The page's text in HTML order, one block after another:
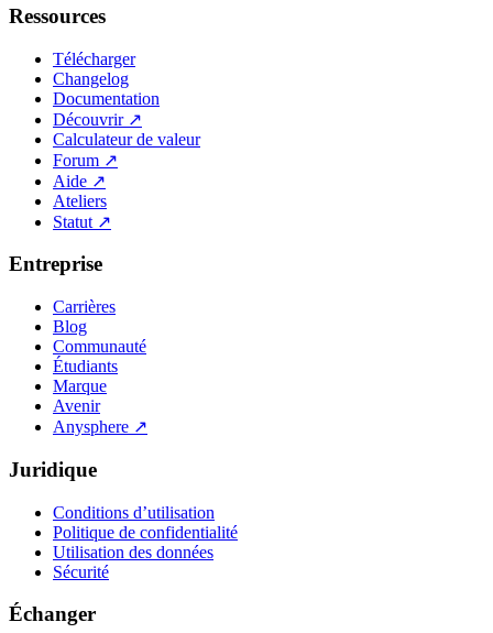
Ressources
Télécharger
Changelog
Documentation
Découvrir↗
Calculateur de valeur
Forum ↗
Aide ↗
Ateliers
Statut ↗
Entreprise
Carrières
Blog
Communauté
Étudiants
Marque
Avenir
Anysphere ↗
Juridique
Conditions d’utilisation
Politique de confidentialité
Utilisation des données
Sécurité
Échanger